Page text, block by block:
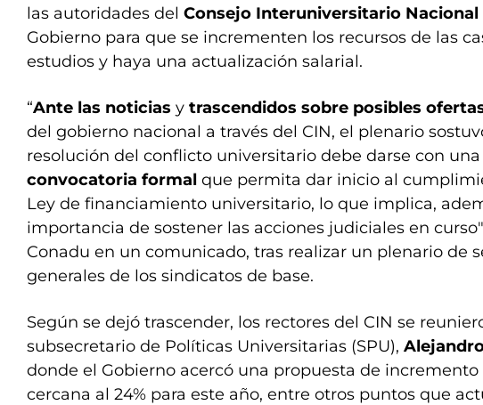
las autoridades del Consejo Interuniversitario Nacional
Gobierno para que se incrementen los recursos de las
estudios y haya una actualización salarial.
“Ante las noticias y trascendidos sobre posibles
del gobierno nacional a través del CIN, el plenario
resolución del conflicto universitario debe darse con una
convocatoria formal que permita dar inicio al
Ley de financiamiento universitario, lo que implica,
importancia de sostener las acciones judiciales en
Conadu en un comunicado, tras realizar un plenario de
generales de los sindicatos de base.
Según se dejó trascender, los rectores del CIN se
subsecretario de Políticas Universitarias (SPU),
donde el Gobierno acercó una propuesta de incremento
cercana al 24% para este año, entre otros puntos que